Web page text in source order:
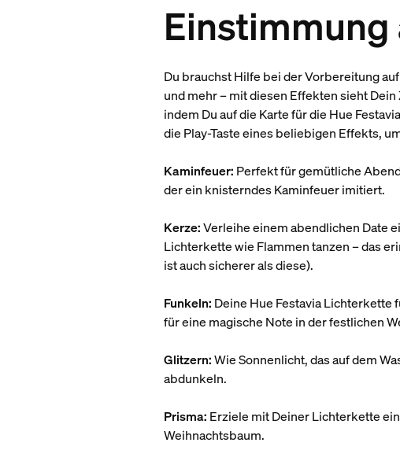
Einstimmung
Du brauchst Hilfe bei der Vorbereitung
und mehr – mit diesen Effekten sieht
indem Du auf die Karte für die Hue
die Play-Taste eines beliebigen Effekts,
Kaminfeuer: Perfekt für gemütliche
der ein knisterndes Kaminfeuer imitiert.
Kerze:Verleihe einem abendlichen Date
Lichterkette wie Flammen tanzen – das
ist auch sicherer als diese).
Funkeln: Deine Hue Festavia Lichterkette
für eine magische Note in der festlichen
Glitzern:Wie Sonnenlicht, das auf dem
abdunkeln.
Prisma: Erziele mit Deiner Lichterkette
Weihnachtsbaum.